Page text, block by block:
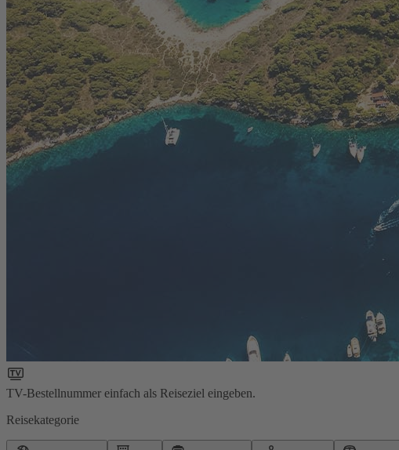
TV-Bestellnummer einfach als Reiseziel eingeben.
Reisekategorie